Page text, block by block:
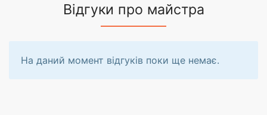
Відгуки про майстра
На даний момент відгуків поки ще немає.